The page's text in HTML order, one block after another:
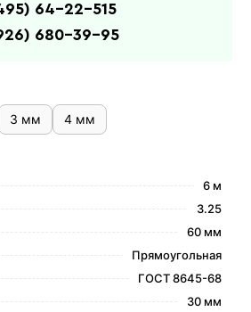
3 мм 4 мм
6 м
3.25
60 мм
Прямоугольная
ГОСТ 8645-68
30 мм
64-22-515
680-39-95